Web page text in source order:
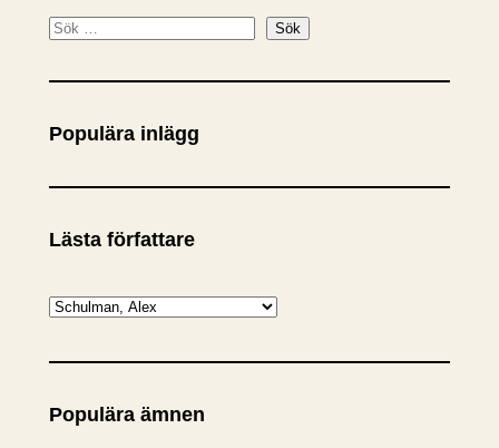
S
k
Sök
Populära inlägg
Lästa författare
K
t
g
Populära ämnen